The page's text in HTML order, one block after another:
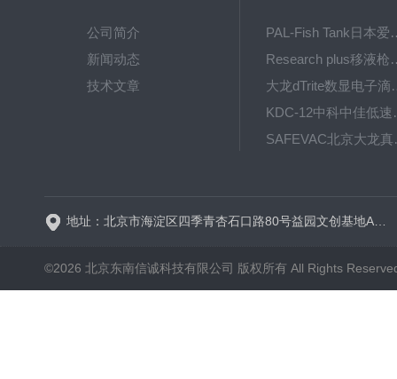
公司简介
新闻动态
技术文章
PAL-Fish Tank
Research plus
大龙dTrite
KDC-
©2026 北京东南信诚科技有限公司 版权所有 All Rights